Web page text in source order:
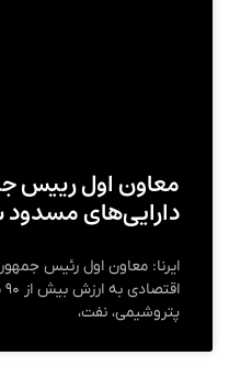
معاون اول رییس
دارایی‌های مسدود
پتروشیمی، نفت،